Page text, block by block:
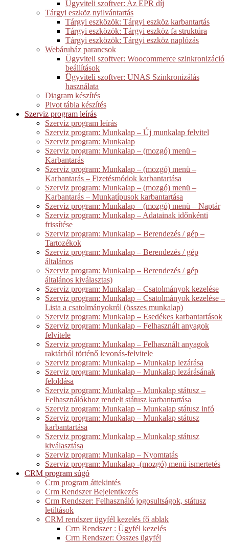
Ügyviteli szoftver: Az EPR díj
Tárgyi eszköz nyilvántartás
Tárgyi eszközök: Tárgyi eszköz karbantartás
Tárgyi eszközök: Tárgyi eszköz fa struktúra
Tárgyi eszközök: Tárgyi eszköz naplózás
Webáruház parancsok
Ügyviteli szoftver: Woocommerce szinkronizáció
beállítások
Ügyviteli szoftver: UNAS Szinkronizálás
használata
Diagram készítés
Pivot tábla készítés
Szerviz program leírás
Szerviz program leírás
Szerviz program: Munkalap – Új munkalap felvitel
Szerviz program: Munkalap
Szerviz program: Munkalap – (mozgó) menü –
Karbantarás
Szerviz program: Munkalap – (mozgó) menü –
Karbantarás – Fizetésmódok karbantartása
Szerviz program: Munkalap – (mozgó) menü –
Karbantarás – Munkatípusok karbantartása
Szerviz program: Munkalap – (mozgó) menü – Naptár
Szerviz program: Munkalap – Adatainak időnkénti
frissítése
Szerviz program: Munkalap – Berendezés / gép –
Tartozékok
Szerviz program: Munkalap – Berendezés / gép
általános
Szerviz program: Munkalap – Berendezés / gép
általános kiválasztas)
Szerviz program: Munkalap – Csatolmányok kezelése
Szerviz program: Munkalap – Csatolmányok kezelése –
Lista a csatolmányokról (összes munkalap)
Szerviz program: Munkalap – Esedékes karbantartások
Szerviz program: Munkalap – Felhasznált anyagok
felvitele
Szerviz program: Munkalap – Felhasznált anyagok
raktárból történő levonás-felvitele
Szerviz program: Munkalap – Munkalap lezárása
Szerviz program: Munkalap – Munkalap lezárásának
feloldása
Szerviz program: Munkalap – Munkalap státusz –
Felhasználókhoz rendelt státusz karbantartása
Szerviz program: Munkalap – Munkalap státusz infó
Szerviz program: Munkalap – Munkalap státusz
karbantartása
Szerviz program: Munkalap – Munkalap státusz
kiválasztása
Szerviz program: Munkalap – Nyomtatás
Szerviz program: Munkalap -(mozgó) menü ismertetés
CRM program súgó
Crm program áttekintés
Crm Rendszer Bejelentkezés
Crm Rendszer: Felhasználó jogosultságok, státusz
letiltások
CRM rendszer ügyfél kezelés fő ablak
Crm Rendszer : Ügyfél kezelés
Crm Rendszer: Összes ügyfél